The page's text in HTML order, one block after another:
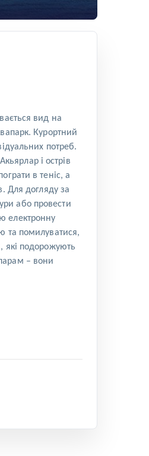
вид на
Курортний
потреб.
і острів
в теніс, а
Для догляду за
або провести
електронну
та помилуватися,
які подорожують
– вони